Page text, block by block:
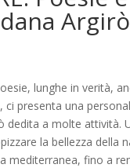
Argirò
lunghe in verità,
presenta una
dedita a molte attività.
la bellezza della
mediterranea, fino a